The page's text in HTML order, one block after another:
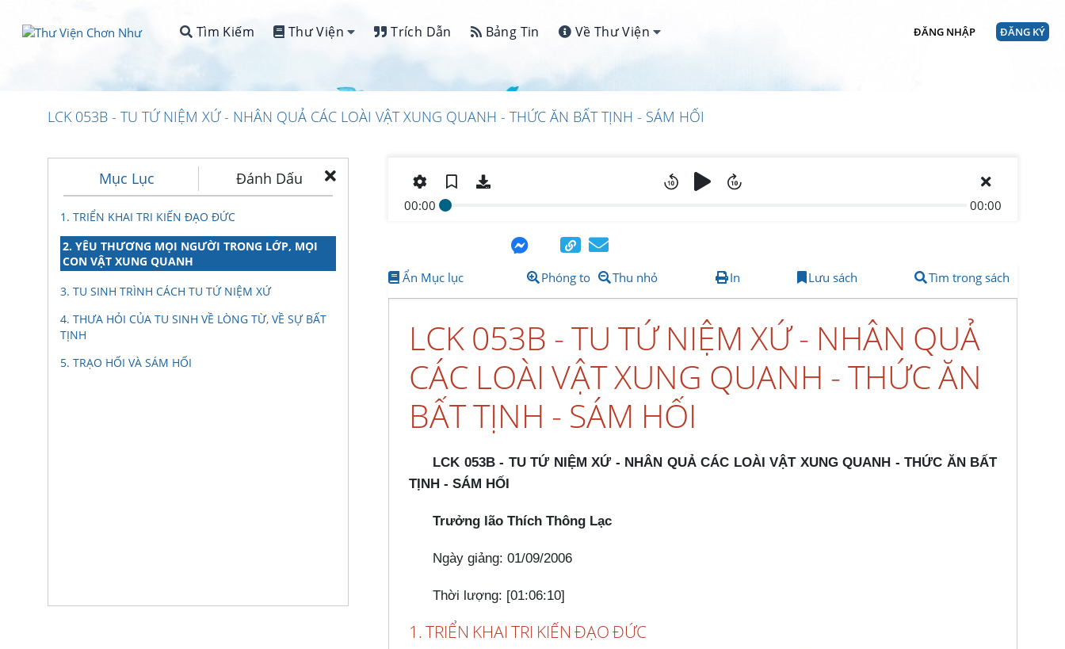
Tìm Kiếm Thư Viện Trích Dẫn Bảng Tin Về Thư Viện ĐĂNG NHẬP ĐĂNG KÝ
LCK 053B - TU TỨ NIỆM XỨ - NHÂN QUẢ CÁC LOÀI VẬT XUNG QUANH - THỨC ĂN BẤT TỊNH - SÁM HỐI
Mục Lục Đánh Dấu
1. TRIỂN KHAI TRI KIẾN ĐẠO ĐỨC
2. YÊU THƯƠNG MỌI NGƯỜI TRONG LỚP, MỌI
CON VẬT XUNG QUANH
3. TU SINH TRÌNH CÁCH TU TỨ NIỆM XỨ
4. THƯA HỎI CỦA TU SINH VỀ LÒNG TỪ, VỀ SỰ BẤT
TỊNH
5. TRẠO HỐI VÀ SÁM HỐI
00:00 00:00
Ẩn Mục lục Phóng to Thu nhỏ In Lưu sách Tìm trong sách
LCK 053B - TU TỨ NIỆM XỨ - NHÂN QUẢ
CÁC LOÀI VẬT XUNG QUANH - THỨC ĂN
BẤT TỊNH - SÁM HỐI
LCK 053B - TU TỨ NIỆM XỨ - NHÂN QUẢ CÁC LOÀI VẬT XUNG QUANH - THỨC ĂN BẤT
TỊNH - SÁM HỐI
Trưởng lão Thích Thông Lạc
Ngày giảng: 01/09/2006
Thời lượng: [01:06:10]
1. TRIỂN KHAI TRI KIẾN ĐẠO ĐỨC